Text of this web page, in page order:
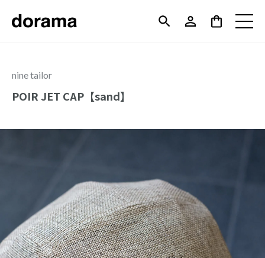
nine tailor
POIR JET CAP【sand】